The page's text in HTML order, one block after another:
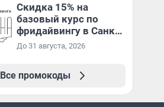
Скидка 15% на
базовый курс по
фридайвингу в Санкт-
Петербурге
До 31 августа, 2026
Все промокоды